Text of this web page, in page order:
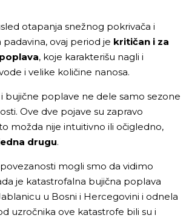
otapanja snežnog pokrivača i
ovaj period je kritičan i za
, koje karakterišu nagli i
i velike količine nanosa.
bujične poplave ne dele samo sezone
Ove dve pojave su zapravo
možda nije intuitivno ili očigledno,
drugu.
mogli smo da vidimo
je katastrofalna bujična poplava
u Bosni i Hercegovini i odnela
uzročnika ove katastrofe bili su i